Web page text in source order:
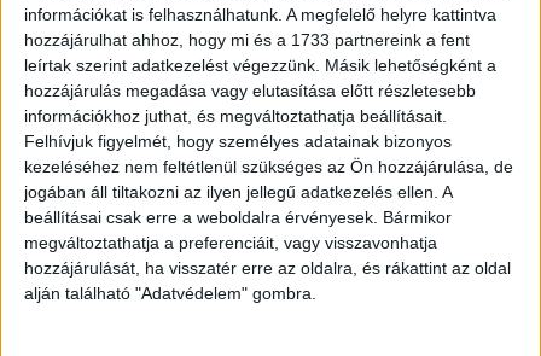
információkat is felhasználhatunk. A megfelelő helyre kattintva
hozzájárulhat ahhoz, hogy mi és a 1733 partnereink a fent
leírtak szerint adatkezelést végezzünk. Másik lehetőségként a
hozzájárulás megadása vagy elutasítása előtt részletesebb
információkhoz juthat, és megváltoztathatja beállításait.
Felhívjuk figyelmét, hogy személyes adatainak bizonyos
kezeléséhez nem feltétlenül szükséges az Ön hozzájárulása, de
jogában áll tiltakozni az ilyen jellegű adatkezelés ellen. A
beállításai csak erre a weboldalra érvényesek. Bármikor
megváltoztathatja a preferenciáit, vagy visszavonhatja
hozzájárulását, ha visszatér erre az oldalra, és rákattint az oldal
alján található "Adatvédelem" gombra.
Az új közös csoport által összességében kezelt vagyon
mértéke jelenleg mintegy 200 millió eurós nagyságrendet
mutat, amely a cégcsoportot a régió meghatározó piaci
szereplőjévé teszi. Ezen túl a felek már most közös
kezdeményezéseket tettek további új, a meglévő alapok
befektetési aktivitását kiegészítő tőkealapok felállítására,
amelyek első eredményei a tervek szerint már 2025-ben
realizálódhatnak.
Az OXO Technologies Holding emellett 2024. április 29-én